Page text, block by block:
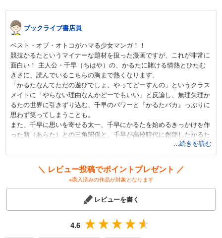
試し読み
594円 (税込)
完結
カート
試し読み
あらすじを表示する
ちはやふる（４４）
594円 (税込)
完結
カート
ちはやふる（４５）
ブックライブ書店員
ベスト・オブ・オトコがハマる少女マンガ！！
競技かるたというマイナーな題材を扱った漫画ですが、これが非常に
面白い！ 主人公・千早（ちはや）の、かるたに賭ける情熱とひたむ
きさに、読んでいるこちらの胸まで熱くなります。
「かるたなんてただの遊びでしょ。やってどーすんの」というクラス
メイトに「やらない理由なんかどーでもいい」と反論し、無理矢理か
るたの世界に引きずり込む、千早のパワーと『かるたバカ』っぷりに
思わず笑ってしまうことも。
また、千早に思いを寄せる太一、千早にかるたを始めるきっかけを作
った新（あらた）との三角関係と、千早が高校時代に創部したかるた
部の、個性あふれる仲間たちや強豪校のライバルたちのそれぞれのス
トーリーも魅力的。肉まんくん、机くん、ドSの須藤さん、ひょろく
ん、クイーンの詩暢（しのぶ）ちゃんなど、それぞれの立場で成長す
る姿から目が離せませんっ！！（書店員：水玉）
...続きを読む
＼ レビュー投稿でポイントプレゼント ／
※購入済みの作品が対象となります
レビューを書く
4.6